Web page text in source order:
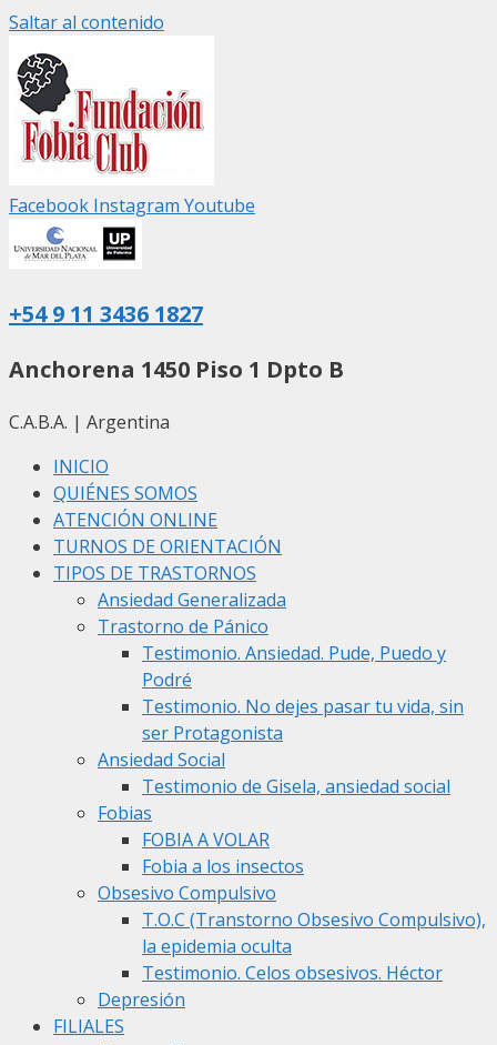
Saltar al contenido
Facebook Instagram Youtube
+54 9 11 3436 1827
Anchorena 1450 Piso 1 Dpto B
C.A.B.A. | Argentina
INICIO
QUIÉNES SOMOS
ATENCIÓN ONLINE
TURNOS DE ORIENTACIÓN
TIPOS DE TRASTORNOS
Ansiedad Generalizada
Trastorno de Pánico
Testimonio. Ansiedad. Pude, Puedo y
Podré
Testimonio. No dejes pasar tu vida, sin
ser Protagonista
Ansiedad Social
Testimonio de Gisela, ansiedad social
Fobias
FOBIA A VOLAR
Fobia a los insectos
Obsesivo Compulsivo
T.O.C (Transtorno Obsesivo Compulsivo),
la epidemia oculta
Testimonio. Celos obsesivos. Héctor
Depresión
FILIALES